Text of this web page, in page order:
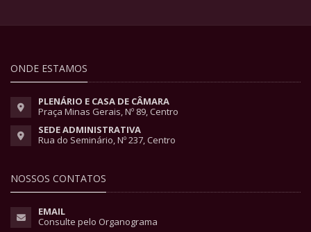
ONDE ESTAMOS
PLENÁRIO E CASA DE CÂMARA
Praça Minas Gerais, Nº 89, Centro
SEDE ADMINISTRATIVA
Rua do Seminário, Nº 237, Centro
NOSSOS CONTATOS
EMAIL
Consulte pelo Organograma